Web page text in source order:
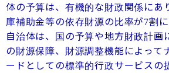
体の予算は、有機的な財政関係にあ
庫補助金等の依存財源の比率が7割
自治体は、国の予算や地方財政計画
の財源保障、財源調整機能によって
ードとしての標準的行政サービスの